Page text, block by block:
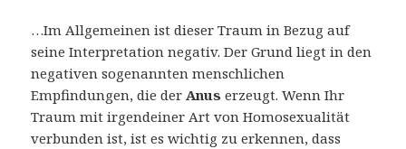
…Im Allgemeinen ist dieser Traum in Bezug auf
seine Interpretation negativ. Der Grund liegt in den
negativen sogenannten menschlichen
Empfindungen, die derAnus erzeugt. Wenn Ihr
Traum mit irgendeiner Art von Homosexualität
verbunden ist, ist es wichtig zu erkennen, dass